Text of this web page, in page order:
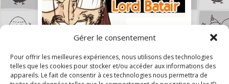
Gérer le consentement
Pour offrir les meilleures expériences, nous utilisons des technologies
telles que les cookies pour stocker et/ou accéder aux informations des
appareils. Le fait de consentir à ces technologies nous permettra de